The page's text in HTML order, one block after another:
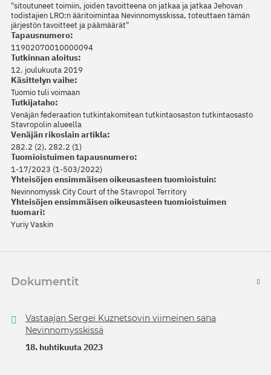
"sitoutuneet toimiin, joiden tavoitteena on jatkaa ja jatkaa Jehovan
todistajien LRO:n ääritoimintaa Nevinnomysskissa, toteuttaen tämän
järjestön tavoitteet ja päämäärät"
Tapausnumero:
11902070010000094
Tutkinnan aloitus:
12. joulukuuta 2019
Käsittelyn vaihe:
Tuomio tuli voimaan
Tutkijataho:
Venäjän federaation tutkintakomitean tutkintaosaston tutkintaosasto
Stavropolin alueella
Venäjän rikoslain artikla:
282.2 (2), 282.2 (1)
Tuomioistuimen tapausnumero:
1-17/2023 (1-503/2022)
Yhteisöjen ensimmäisen oikeusasteen tuomioistuin:
Nevinnomyssk City Court of the Stavropol Territory
Yhteisöjen ensimmäisen oikeusasteen tuomioistuimen
tuomari:
Yuriy Vaskin
Dokumentit
Vastaajan Sergei Kuznetsovin viimeinen sana
Nevinnomysskissä
18. huhtikuuta 2023